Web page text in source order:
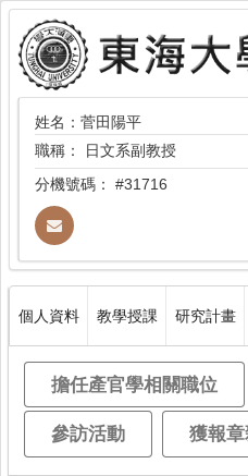
姓名：菅田陽平
職稱：
日文系副教授
分機號碼： #31716
個人資料 教學授課 研究計畫
擔任產官學相關職位
參訪活動 獲報